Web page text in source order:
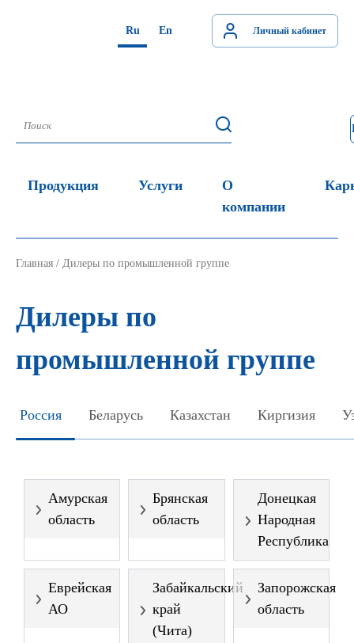
Ru En Личный кабинет
Продукция Услуги
О
компании
Главная / Дилеры по промышленной группе
Дилеры по
промышленной группе
Россия Беларусь Казахстан Киргизия
Амурская
область
Брянская
область
Донецкая
Народная
Республика
Еврейская
АО
Забайкальский
край
(Чита)
Запорожская
область